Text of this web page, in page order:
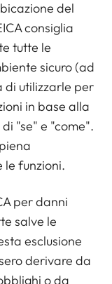
del
consiglia
tutte le
sicuro (ad
di utilizzarle per
in base alla
"se" e "come".
le funzioni.
per danni
salve le
esclusione
derivare da
o da